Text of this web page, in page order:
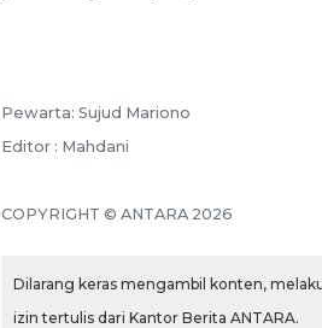
Pewarta: Sujud Mariono
Editor : Mahdani
COPYRIGHT © ANTARA 2026
Dilarang keras mengambil konten,
izin tertulis dari Kantor Berita ANTARA.